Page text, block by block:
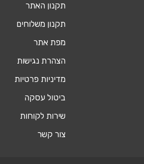
תקנון האתר
תקנון משלוחים
מפת אתר
הצהרת נגישות
מדיניות פרטיות
ביטול עסקה
שירות לקוחות
צור קשר